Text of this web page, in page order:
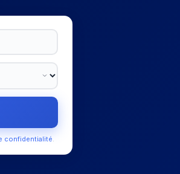
confidentialité.